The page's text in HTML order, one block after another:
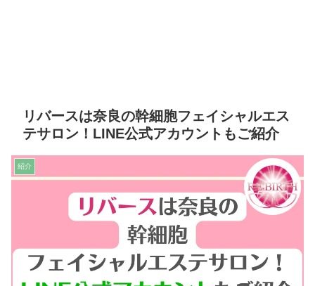
リバースは奈良の幹細胞フェイシャルエス
テサロン！LINE公式アカウントもご紹介
紹介